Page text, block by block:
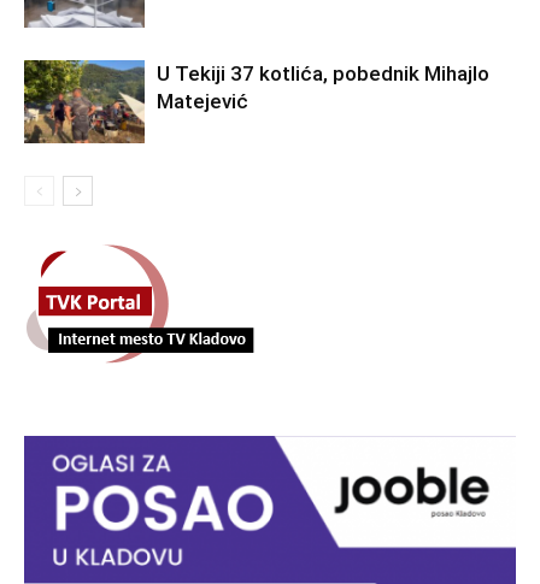
U Tekiji 37 kotlića, pobednik Mihajlo
Matejević